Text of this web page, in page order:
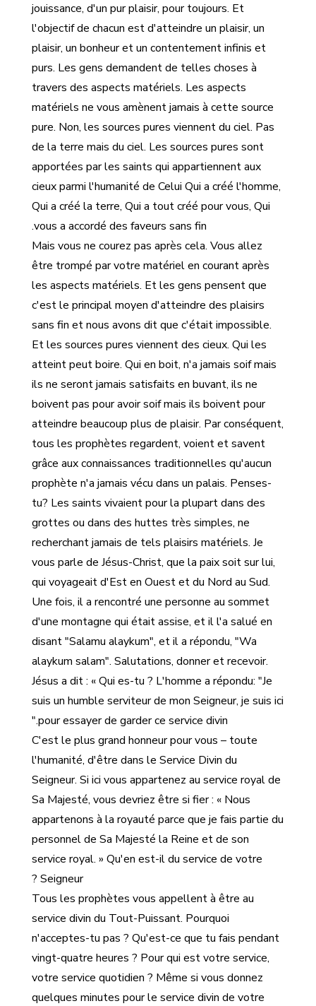
jouissance, d'un pur plaisir, pour toujours. Et
l'objectif de chacun est d'atteindre un plaisir, un
plaisir, un bonheur et un contentement infinis et
purs. Les gens demandent de telles choses à
travers des aspects matériels. Les aspects
matériels ne vous amènent jamais à cette source
pure. Non, les sources pures viennent du ciel. Pas
de la terre mais du ciel. Les sources pures sont
apportées par les saints qui appartiennent aux
cieux parmi l'humanité de Celui Qui a créé l'homme,
Qui a créé la terre, Qui a tout créé pour vous, Qui
vous a accordé des faveurs sans fin.
Mais vous ne courez pas après cela. Vous allez
être trompé par votre matériel en courant après
les aspects matériels. Et les gens pensent que
c'est le principal moyen d'atteindre des plaisirs
sans fin et nous avons dit que c'était impossible.
Et les sources pures viennent des cieux. Qui les
atteint peut boire. Qui en boit, n'a jamais soif mais
ils ne seront jamais satisfaits en buvant, ils ne
boivent pas pour avoir soif mais ils boivent pour
atteindre beaucoup plus de plaisir. Par conséquent,
tous les prophètes regardent, voient et savent
grâce aux connaissances traditionnelles qu'aucun
prophète n'a jamais vécu dans un palais. Penses-
tu? Les saints vivaient pour la plupart dans des
grottes ou dans des huttes très simples, ne
recherchant jamais de tels plaisirs matériels. Je
vous parle de Jésus-Christ, que la paix soit sur lui,
qui voyageait d'Est en Ouest et du Nord au Sud.
Une fois, il a rencontré une personne au sommet
d'une montagne qui était assise, et il l'a salué en
disant "Salamu alaykum", et il a répondu, "Wa
alaykum salam". Salutations, donner et recevoir.
Jésus a dit : « Qui es-tu ? L'homme a répondu: "Je
suis un humble serviteur de mon Seigneur, je suis ici
pour essayer de garder ce service divin."
C'est le plus grand honneur pour vous – toute
l'humanité, d'être dans le Service Divin du
Seigneur. Si ici vous appartenez au service royal de
Sa Majesté, vous devriez être si fier : « Nous
appartenons à la royauté parce que je fais partie du
personnel de Sa Majesté la Reine et de son
service royal. » Qu'en est-il du service de votre
Seigneur ?
Tous les prophètes vous appellent à être au
service divin du Tout-Puissant. Pourquoi
n'acceptes-tu pas ? Qu'est-ce que tu fais pendant
vingt-quatre heures ? Pour qui est votre service,
votre service quotidien ? Même si vous donnez
quelques minutes pour le service divin de votre